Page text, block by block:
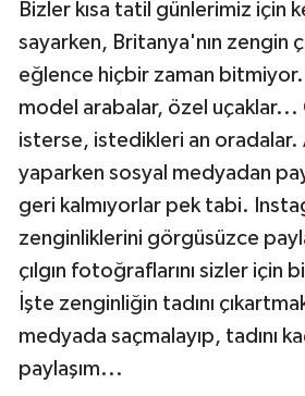
Bizler kısa tatil günlerimiz için